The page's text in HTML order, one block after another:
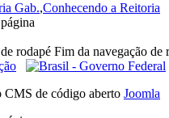
Gab.,Conhecendo a Reitoria
rodapé Fim da navegação de
de código aberto Joomla